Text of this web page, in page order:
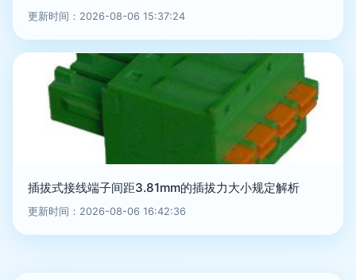
更新时间：2026-08-06 15:37:24
插拔式接线端子间距3.81mm的插拔力大小规定解析
更新时间：2026-08-06 16:42:36